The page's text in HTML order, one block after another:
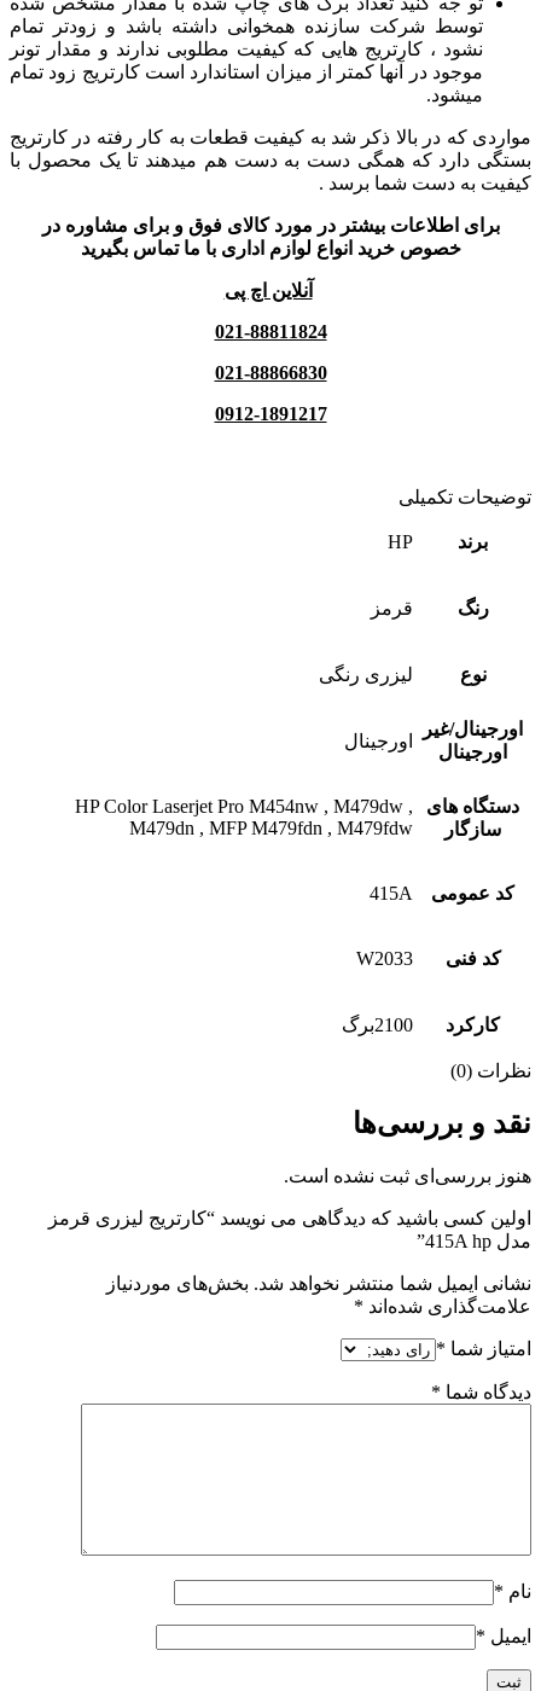
توسط شرکت سازنده همخوانی داشته باشد و زودتر تمام
نشود ، کارتریج هایی که کیفیت مطلوبی ندارند و مقدار تونر
موجود در آنها کمتر از میزان استاندارد است کارتریج زود تمام
میشود.
مواردی که در بالا ذکر شد به کیفیت قطعات به کار رفته در کارتریج
بستگی دارد که همگی دست به دست هم میدهند تا یک محصول با
کیفیت به دست شما برسد .
برای اطلاعات بیشتر در مورد کالای فوق و برای مشاوره در
خصوص خرید انواع لوازم اداری با ما تماس بگیرید
آنلاین اچ پی
021-88811824
021-88866830
0912-1891217
توضیحات تکمیلی
برند HP
رنگ قرمز
نوع لیزری رنگی
اورجینال/غیر
اورجینال
اورجینال
دستگاه های
سازگار
HP Color Laserjet Pro M454nw , M479dw ,
M479dn , MFP M479fdn , M479fdw
کد عمومی 415A
کد فنی W2033
کارکرد 2100برگ
نظرات (0)
نقد و بررسی‌ها
هنوز بررسی‌ای ثبت نشده است.
اولین کسی باشید که دیدگاهی می نویسد “کارتریج لیزری قرمز
مدل 415A hp”
نشانی ایمیل شما منتشر نخواهد شد. بخش‌های موردنیاز
علامت‌گذاری شده‌اند *
امتیاز شما *
دیدگاه شما *
نام *
ایمیل *